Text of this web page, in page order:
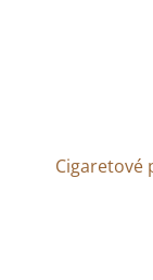
Cigaretové